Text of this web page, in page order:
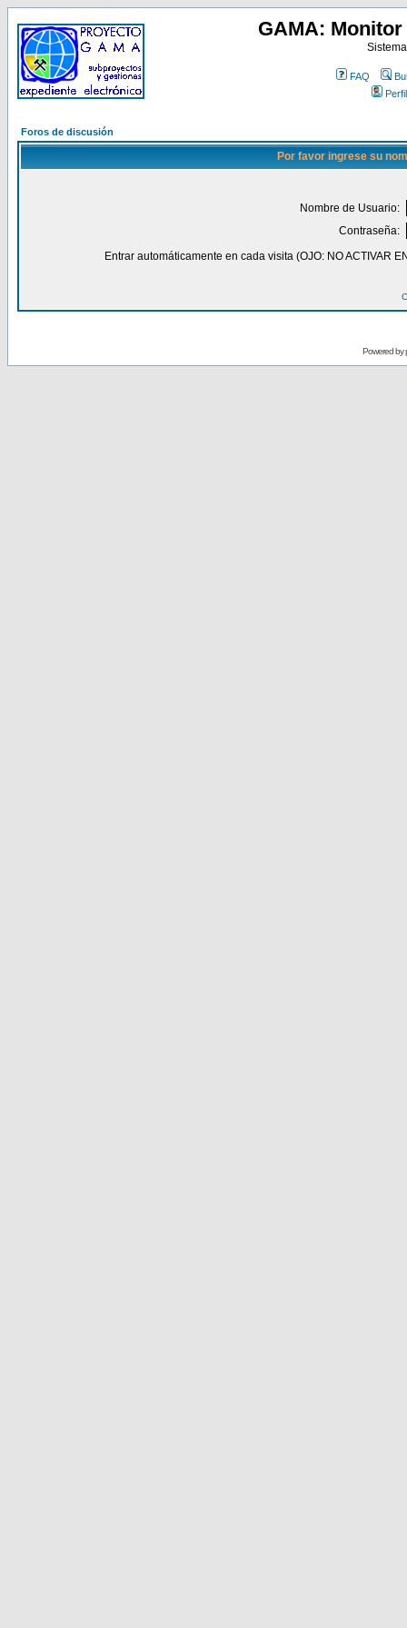
GAMA:
FAQ
Perfil
Foros de discusión
Por favor ingrese su
Nombre de Usuario:
Contraseña:
Entrar automáticamente en cada visita (OJO: NO ACTIVAR
Powered by